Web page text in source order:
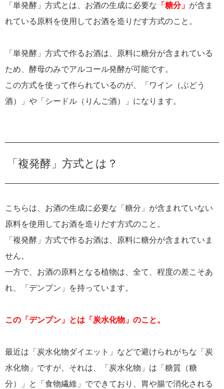
「単発酵」方式とは、お酒の生成に必要な 「糖分」 が含ま
れている原料を使用してお酒を造りだす方式のこと。
「単発酵」方式で作るお酒は、原料に糖分が含まれている
ため、酵母のみでアルコール発酵が可能です。
この方式を使って作られているのが、「ワイン（ぶどう
酒）」や「シードル（りんご酒）」になります。
「複発酵」方式とは？
こちらは、お酒の生成に必要な「糖分」が含まれていない
原料を使用してお酒を造りだす方式のこと。
「複発酵」方式で作るお酒は、原料に糖分が含まれていま
せん。
一方で、お酒の原料となる植物は、全て、程度の差こそあ
れ、「デンプン」を持っています。
この「デンプン」とは「炭水化物」のこと。
最近は「炭水化物ダイエット」などで避けられがちな「炭
水化物」ですが、それは、「炭水化物」は「糖質（糖
分）」と「食物繊維」でできており、胃や腸で消化される